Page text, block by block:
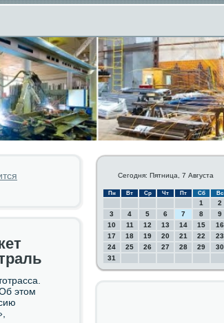
этом
Сегодня: Пятница, 7 Августа
Пн Вт Ср Чт Пт Сб Вс
1
2
3
4 5 6 7 8
9
10
11 12 13 14 15
16
17
18 19 20 21 22
23
24
25 26 27 28 29
30
31